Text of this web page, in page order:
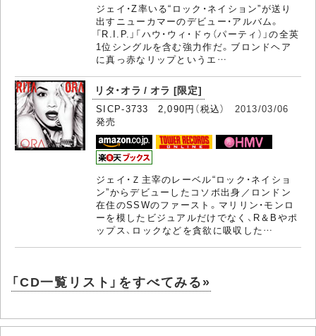
ジェイ・Z率いる“ロック・ネイション”が送り
出すニューカマーのデビュー・アルバム。
「R.I.P.」「ハウ・ウィ・ドゥ（パーティ）」の全英
1位シングルを含む強力作だ。ブロンドヘア
に真っ赤なリップというエ…
リタ・オラ / オラ [限定]
SICP-3733 2,090円（税込） 2013/03/06
発売
ジェイ・Ｚ主宰のレーベル“ロック・ネイショ
ン”からデビューしたコソボ出身／ロンドン
在住のSSWのファースト。マリリン・モンロ
ーを模したビジュアルだけでなく、R＆Bやポ
ップス、ロックなどを貪欲に吸収した…
「CD一覧リスト」をすべてみる»